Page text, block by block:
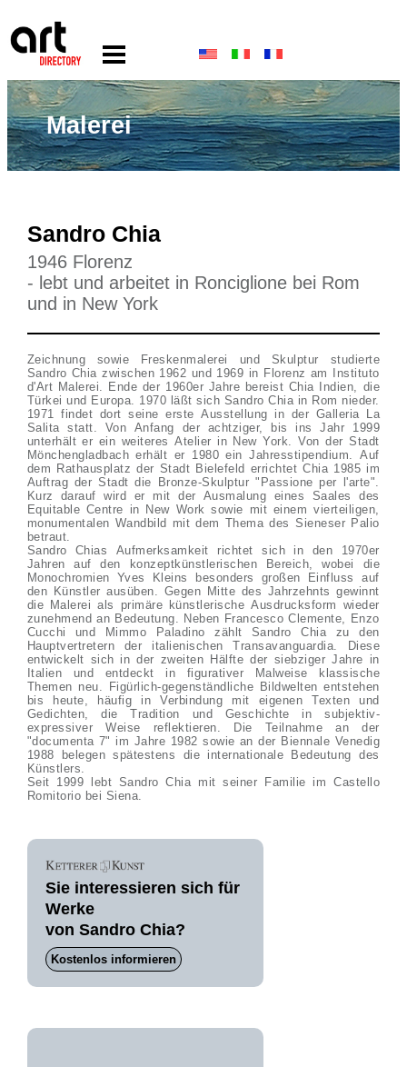
Malerei
Sandro Chia
1946 Florenz
- lebt und arbeitet in Ronciglione bei Rom
und in New York
Zeichnung sowie Freskenmalerei und Skulptur studierte
Sandro Chia zwischen 1962 und 1969 in Florenz am Instituto
d'Art Malerei. Ende der 1960er Jahre bereist Chia Indien, die
Türkei und Europa. 1970 läßt sich Sandro Chia in Rom nieder.
1971 findet dort seine erste Ausstellung in der Galleria La
Salita statt. Von Anfang der achtziger, bis ins Jahr 1999
unterhält er ein weiteres Atelier in New York. Von der Stadt
Mönchengladbach erhält er 1980 ein Jahresstipendium. Auf
dem Rathausplatz der Stadt Bielefeld errichtet Chia 1985 im
Auftrag der Stadt die Bronze-Skulptur "Passione per l'arte".
Kurz darauf wird er mit der Ausmalung eines Saales des
Equitable Centre in New Work sowie mit einem vierteiligen,
monumentalen Wandbild mit dem Thema des Sieneser Palio
betraut.
Sandro Chias Aufmerksamkeit richtet sich in den 1970er
Jahren auf den konzeptkünstlerischen Bereich, wobei die
Monochromien Yves Kleins besonders großen Einfluss auf
den Künstler ausüben. Gegen Mitte des Jahrzehnts gewinnt
die Malerei als primäre künstlerische Ausdrucksform wieder
zunehmend an Bedeutung. Neben Francesco Clemente, Enzo
Cucchi und Mimmo Paladino zählt Sandro Chia zu den
Hauptvertretern der italienischen Transavanguardia. Diese
entwickelt sich in der zweiten Hälfte der siebziger Jahre in
Italien und entdeckt in figurativer Malweise klassische
Themen neu. Figürlich-gegenständliche Bildwelten entstehen
bis heute, häufig in Verbindung mit eigenen Texten und
Gedichten, die Tradition und Geschichte in subjektiv-
expressiver Weise reflektieren. Die Teilnahme an der
"documenta 7" im Jahre 1982 sowie an der Biennale Venedig
1988 belegen spätestens die internationale Bedeutung des
Künstlers.
Seit 1999 lebt Sandro Chia mit seiner Familie im Castello
Romitorio bei Siena.
Sie interessieren sich für
Werke
von Sandro Chia?
Kostenlos informieren